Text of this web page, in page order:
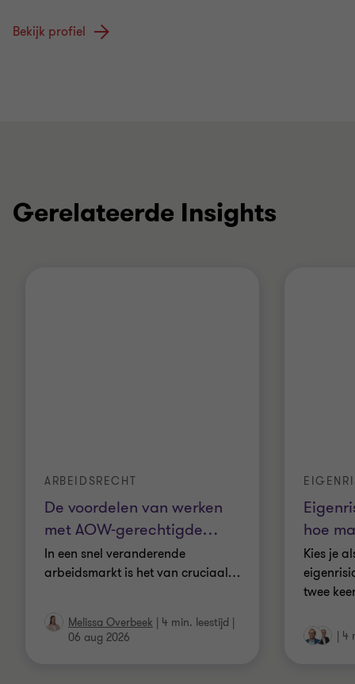
Bekijk profiel
Gerelateerde Insights
De voordelen van werken
met AOW-gerechtigde…
ARBEIDSRECHT
In een snel veranderende
arbeidsmarkt is het van cruciaal…
Melissa Overbeek 4 min. leestijd
06 aug 2026
hoe
Kies je
twee
4